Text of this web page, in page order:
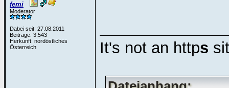
femi
Moderator
Dabei seit: 27.08.2011
Beiträge: 3.543
Herkunft: nordöstliches
Österreich
It's not an https